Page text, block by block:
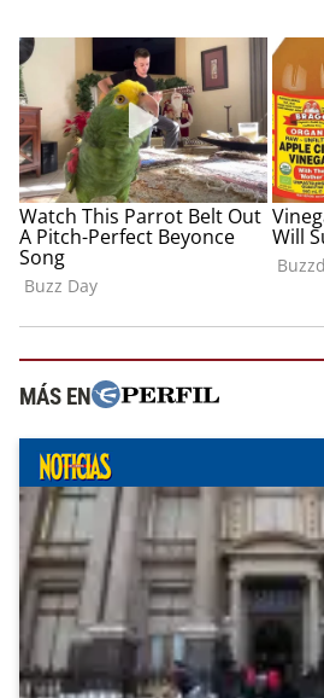
MÁS EN